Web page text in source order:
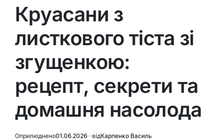
Круасани з
листкового тіста зі
згущенкою:
рецепт, секрети та
домашня насолода
Оприлюднено01.06.2026 відКарпенко Василь